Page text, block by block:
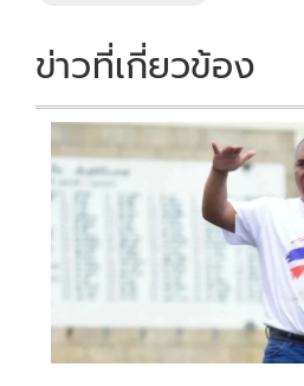
ข่าวที่เกี่ยวข้อง